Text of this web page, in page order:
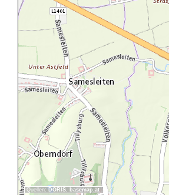
Quellen: DORIS, basemap.at